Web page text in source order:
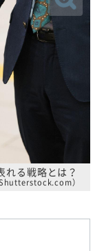
れる戦略とは？
）